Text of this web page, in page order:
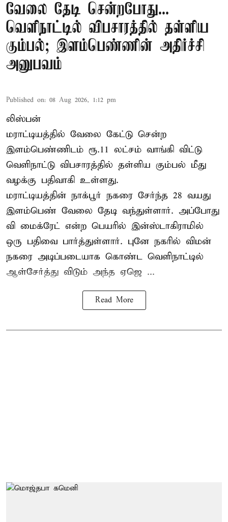
வேலை தேடி சென்றபோது...
வெளிநாட்டில் விபசாரத்தில் தள்ளிய
கும்பல்; இளம்பெண்ணின் அதிர்ச்சி
அனுபவம்
Published on: 08 Aug 2026, 1:12 pm
லிஸ்பன்
மராட்டியத்தில் வேலை கேட்டு சென்ற
இளம்பெண்ணிடம் ரூ.11 லட்சம் வாங்கி விட்டு
வெளிநாட்டு விபசாரத்தில் தள்ளிய கும்பல் மீது
வழக்கு பதிவாகி உள்ளது.
மராட்டியத்தின் நாக்பூர் நகரை சேர்ந்த 28 வயது
இளம்பெண் வேலை தேடி வந்துள்ளார். அப்போது
வி மைக்ரேட் என்ற பெயரில் இன்ஸ்டாகிராமில்
ஒரு பதிவை பார்த்துள்ளார். புனே நகரில் விமன்
நகரை அடிப்படையாக கொண்ட வெளிநாட்டில்
ஆள்சேர்த்து விடும் அந்த ஏஜெ ...
Read More